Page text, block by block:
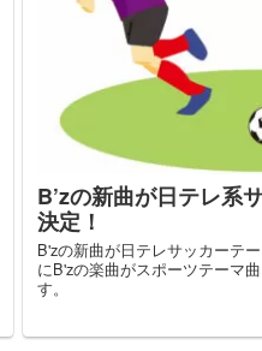
B’zの新曲が日テレ系
決定！
B'zの新曲が日テレサッカーテ
にB'zの楽曲がスポーツテーマ
す。